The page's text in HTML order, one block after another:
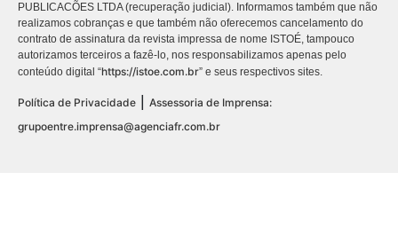
PUBLICACÕES LTDA (recuperação judicial). Informamos também que não
realizamos cobranças e que também não oferecemos cancelamento do
contrato de assinatura da revista impressa de nome ISTOÉ, tampouco
autorizamos terceiros a fazê-lo, nos responsabilizamos apenas pelo
conteúdo digital “https://istoe.com.br” e seus respectivos sites.
Política de Privacidade
Assessoria de Imprensa:
grupoentre.imprensa@agenciafr.com.br